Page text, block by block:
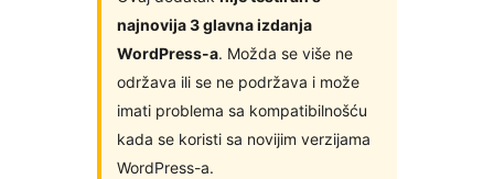
najnovija 3 glavna izdanja
WordPress-a. Možda se više ne
održava ili se ne podržava i može
imati problema sa kompatibilnošću
kada se koristi sa novijim verzijama
WordPress-a.